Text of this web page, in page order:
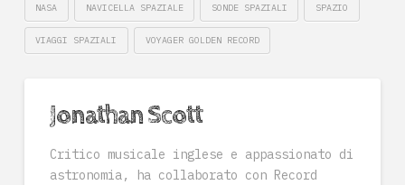
NASA NAVICELLA SPAZIALE SONDE SPAZIALI SPAZIO
VIAGGI SPAZIALI VOYAGER GOLDEN RECORD
Jonathan Scott
Critico musicale inglese e appassionato di
astronomia, ha collaborato con Record